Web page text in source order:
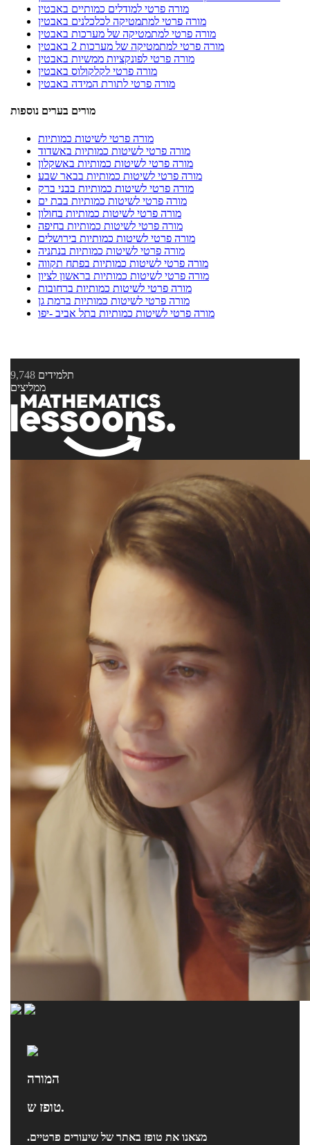
מורה פרטי למודלים כמותיים באבטין
מורה פרטי למתמטיקה לכלכלנים באבטין
מורה פרטי למתמטיקה של מערכות באבטין
מורה פרטי למתמטיקה של מערכות 2 באבטין
מורה פרטי לפונקציות ממשיות באבטין
מורה פרטי לקלקולוס באבטין
מורה פרטי לתורת המידה באבטין
מורים בערים נוספות
מורה פרטי לשיטות כמותיות
מורה פרטי לשיטות כמותיות באשדוד
מורה פרטי לשיטות כמותיות באשקלון
מורה פרטי לשיטות כמותיות בבאר שבע
מורה פרטי לשיטות כמותיות בבני ברק
מורה פרטי לשיטות כמותיות בבת ים
מורה פרטי לשיטות כמותיות בחולון
מורה פרטי לשיטות כמותיות בחיפה
מורה פרטי לשיטות כמותיות בירושלים
מורה פרטי לשיטות כמותיות בנתניה
מורה פרטי לשיטות כמותיות בפתח תקווה
מורה פרטי לשיטות כמותיות בראשון לציון
מורה פרטי לשיטות כמותיות ברחובות
מורה פרטי לשיטות כמותיות ברמת גן
מורה פרטי לשיטות כמותיות בתל אביב -יפו
9,748 תלמידים
ממליצים
המורה
טופז ש.
מצאנו את טופז באתר של שיעורים פרטיים.